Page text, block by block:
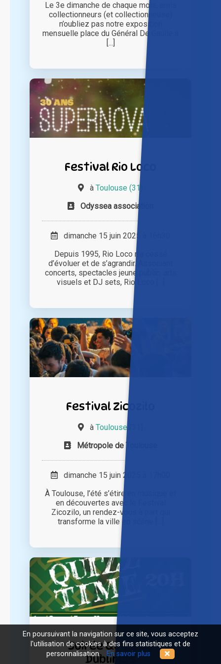
Le 3e dimanche de chaque mois, amis
collectionneurs (et collectionneuse)
n’oubliez pas notre exposition
mensuelle place du Général De Gaulle à
[...]
Festival Rio Loco
à Toulouse (31)
Odyssea association
dimanche 15 juin 2025 à 16h30
Depuis 1995, Rio Loco n’a cessé
d’évoluer et de s’agrandir. Associant
concerts, spectacles jeune public, arts
visuels et DJ sets, Rio Loco [...]
Festival Zicozilo
à Toulouse (31)
Métropole de Toulouse
dimanche 15 juin 2025 à 17h00
À Toulouse, l’été s’étire en musique et
en découvertes avec le Festival
Zicozilo, un rendez-vous à part qui
transforme la ville en scène [...]
Soirée QUIZZ au
Dubliners
En poursuivant la navigation sur ce site, vous acceptez
l'utilisation de cookies à des fins statistiques et de
personnalisation.
En savoir plus